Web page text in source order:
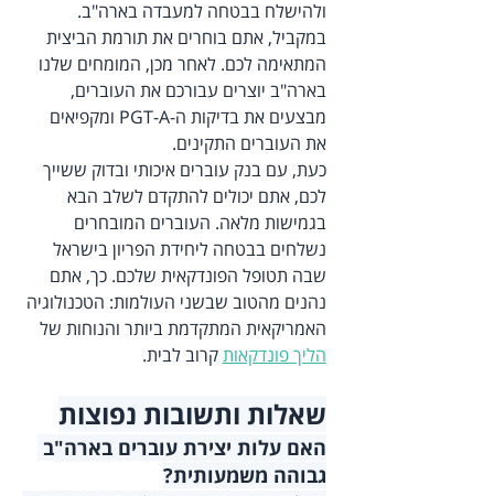
ולהישלח בבטחה למעבדה בארה"ב.
במקביל, אתם בוחרים את תורמת הביצית
המתאימה לכם. לאחר מכן, המומחים שלנו
בארה"ב יוצרים עבורכם את העוברים,
מבצעים את בדיקות ה-PGT-A ומקפיאים
את העוברים התקינים.
כעת, עם בנק עוברים איכותי ובדוק ששייך
לכם, אתם יכולים להתקדם לשלב הבא
בגמישות מלאה. העוברים המובחרים
נשלחים בבטחה ליחידת הפריון בישראל
שבה תטופל הפונדקאית שלכם. כך, אתם
נהנים מהטוב שבשני העולמות: הטכנולוגיה
האמריקאית המתקדמת ביותר והנוחות של
הליך פונדקאות קרוב לבית.
שאלות ותשובות נפוצות
האם עלות יצירת עוברים בארה"ב
גבוהה משמעותית?